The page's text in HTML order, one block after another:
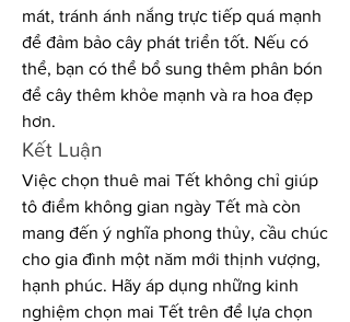
mát, tránh ánh nắng trực tiếp quá mạnh
để đảm bảo cây phát triển tốt. Nếu có
thể, bạn có thể bổ sung thêm phân bón
để cây thêm khỏe mạnh và ra hoa đẹp
hơn.
Kết Luận
Việc chọn thuê mai Tết không chỉ giúp
tô điểm không gian ngày Tết mà còn
mang đến ý nghĩa phong thủy, cầu chúc
cho gia đình một năm mới thịnh vượng,
hạnh phúc. Hãy áp dụng những kinh
nghiệm chọn mai Tết trên để lựa chọn